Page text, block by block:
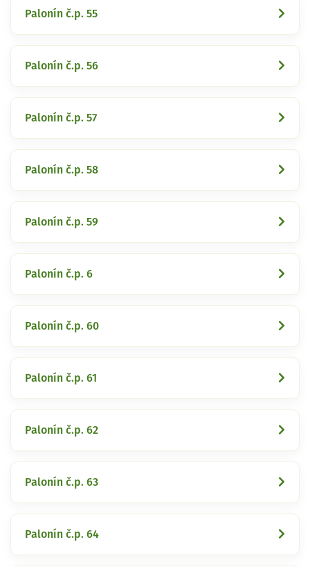
Palonín č.p. 55
Palonín č.p. 56
Palonín č.p. 57
Palonín č.p. 58
Palonín č.p. 59
Palonín č.p. 6
Palonín č.p. 60
Palonín č.p. 61
Palonín č.p. 62
Palonín č.p. 63
Palonín č.p. 64